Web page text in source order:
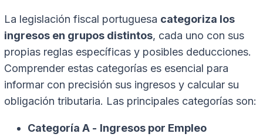
La legislación fiscal portuguesa categoriza los
ingresos en grupos distintos, cada uno con sus
propias reglas específicas y posibles deducciones.
Comprender estas categorías es esencial para
informar con precisión sus ingresos y calcular su
obligación tributaria. Las principales categorías son:
Categoría A - Ingresos por Empleo